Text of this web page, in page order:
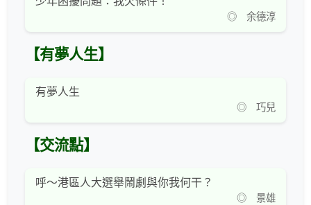
◎ 余德淳
【有夢人生】
有夢人生
◎ 巧兒
【交流點】
呼～港區人大選舉鬧劇與你我何干？
◎ 景雄